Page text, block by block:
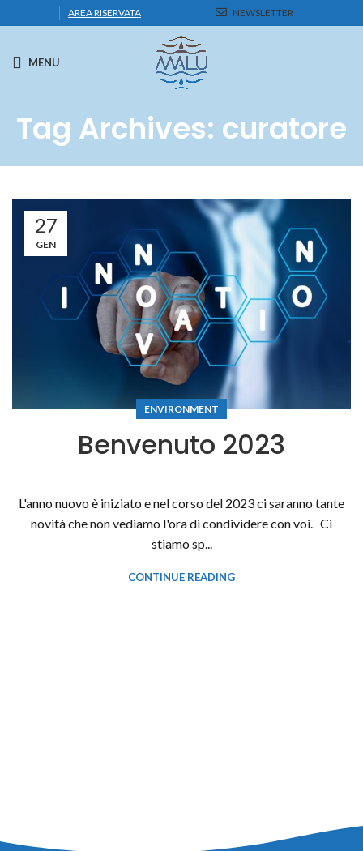
AREA RISERVATA NEWSLETTER
MENU
Tag Archives: curatore
27
GEN
ENVIRONMENT
Benvenuto 2023
L'anno nuovo è iniziato e nel corso del 2023 ci saranno tante
novità che non vediamo l'ora di condividere con voi. Ci
stiamo sp...
CONTINUE READING